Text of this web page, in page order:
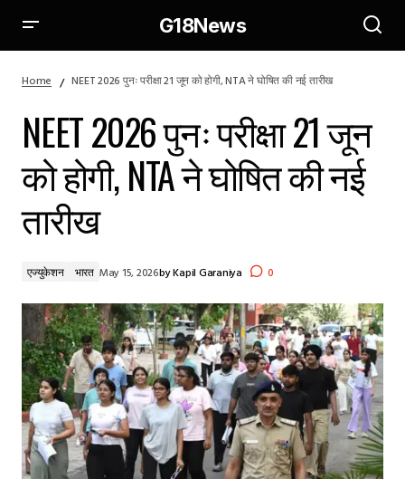
G18News
Home NEET 2026 पुनः परीक्षा 21 जून को होगी, NTA ने घोषित की नई तारीख
NEET 2026 पुनः परीक्षा 21 जून
को होगी, NTA ने घोषित की नई
तारीख
एज्युकेशन भारत May 15, 2026byKapil Garaniya 0